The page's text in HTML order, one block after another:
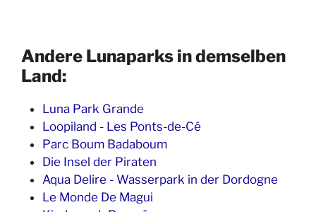
Andere Lunaparks in demselben
Land:
Luna Park Grande
Loopiland - Les Ponts-de-Cé
Parc Boum Badaboum
Die Insel der Piraten
Aqua Delire - Wasserpark in der Dordogne
Le Monde De Magui